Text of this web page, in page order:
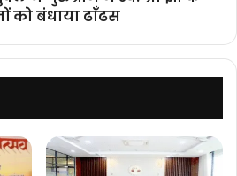
को बंधाया ढाँढस